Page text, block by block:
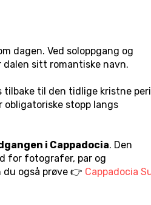
dagen. Ved soloppgang og
dalen sitt romantiske navn.
obligatoriske stopp langs
i Cappadocia. Den
for fotografer, par og
også prøve 👉 Cappadocia